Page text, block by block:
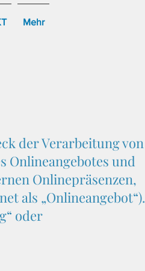
Mehr
der Verarbeitung von
Onlineangebotes und
Onlinepräsenzen,
als „Onlineangebot“).
oder